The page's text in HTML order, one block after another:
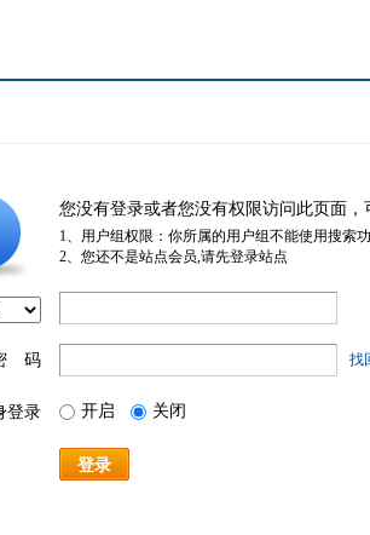
您没有登录或者您没有权限访问此页面
1、用户组权限：你所属的用户组不能使用搜索
2、您还不是站点会员,请先登录站点
码 找
登录 开启 关闭
登录